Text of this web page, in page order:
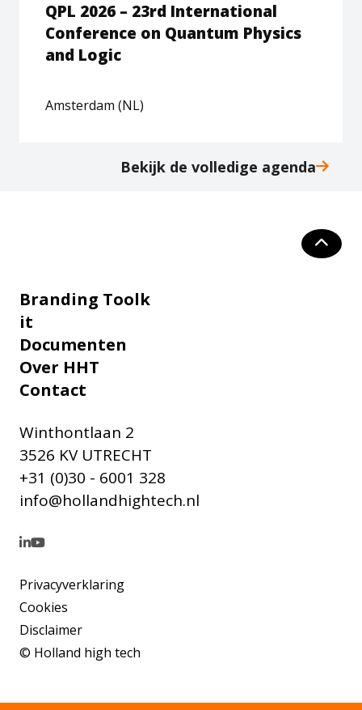
QPL 2026 – 23rd International
Conference on Quantum Physics
and Logic
Amsterdam (NL)
Bekijk de volledige agenda
Branding Toolk
it
Documenten
Over HHT
Contact
Winthontlaan 2
3526 KV UTRECHT
+31 (0)30 - 6001 328
info@hollandhightech.nl
© Holland high tech
Privacyverklaring
Cookies
Disclaimer